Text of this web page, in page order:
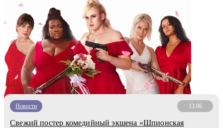
Новости 13.06
Свежий постер комедийный экшена «Шпионская